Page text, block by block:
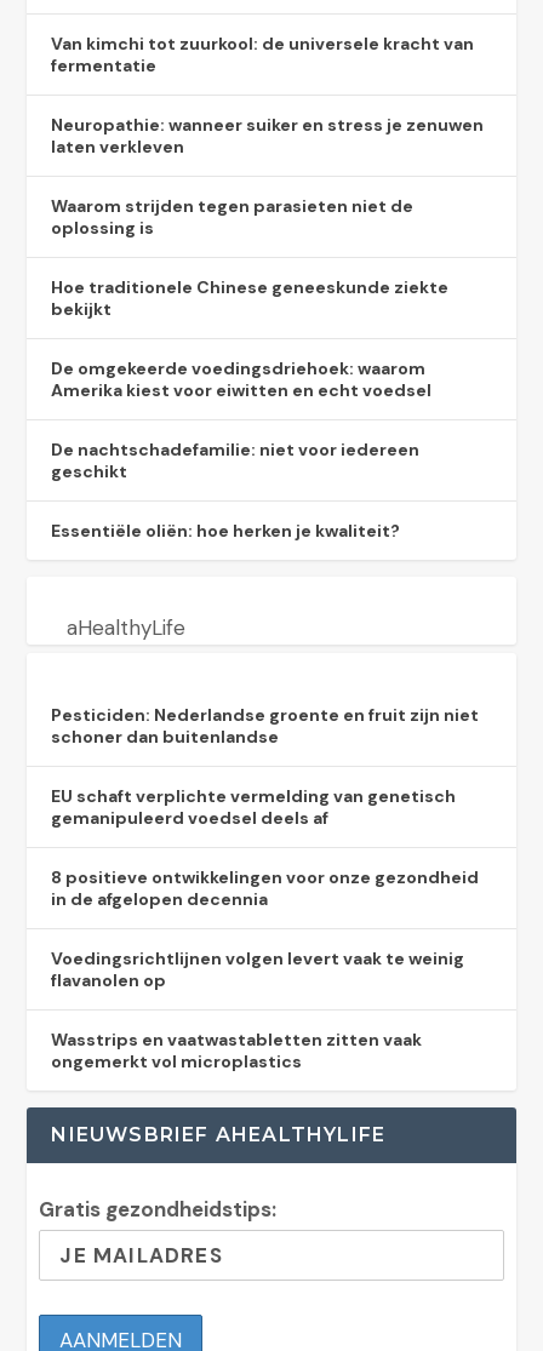
Van kimchi tot zuurkool: de universele kracht van
fermentatie
Neuropathie: wanneer suiker en stress je zenuwen
laten verkleven
Waarom strijden tegen parasieten niet de
oplossing is
Hoe traditionele Chinese geneeskunde ziekte
bekijkt
De omgekeerde voedingsdriehoek: waarom
Amerika kiest voor eiwitten en echt voedsel
De nachtschadefamilie: niet voor iedereen
geschikt
Essentiële oliën: hoe herken je kwaliteit?
aHealthyLife
Pesticiden: Nederlandse groente en fruit zijn niet
schoner dan buitenlandse
EU schaft verplichte vermelding van genetisch
gemanipuleerd voedsel deels af
8 positieve ontwikkelingen voor onze gezondheid
in de afgelopen decennia
Voedingsrichtlijnen volgen levert vaak te weinig
flavanolen op
Wasstrips en vaatwastabletten zitten vaak
ongemerkt vol microplastics
NIEUWSBRIEF AHEALTHYLIFE
Gratis gezondheidstips: